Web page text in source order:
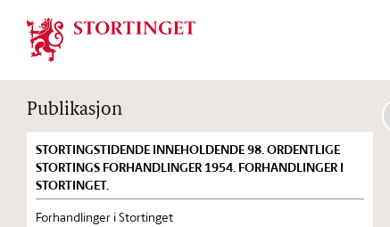
Stortinget.no
Publikasjon
STORTINGSTIDENDE INNEHOLDENDE 98. ORDENTLIGE
STORTINGS FORHANDLINGER 1954. FORHANDLINGER I
STORTINGET.
Forhandlinger i Stortinget